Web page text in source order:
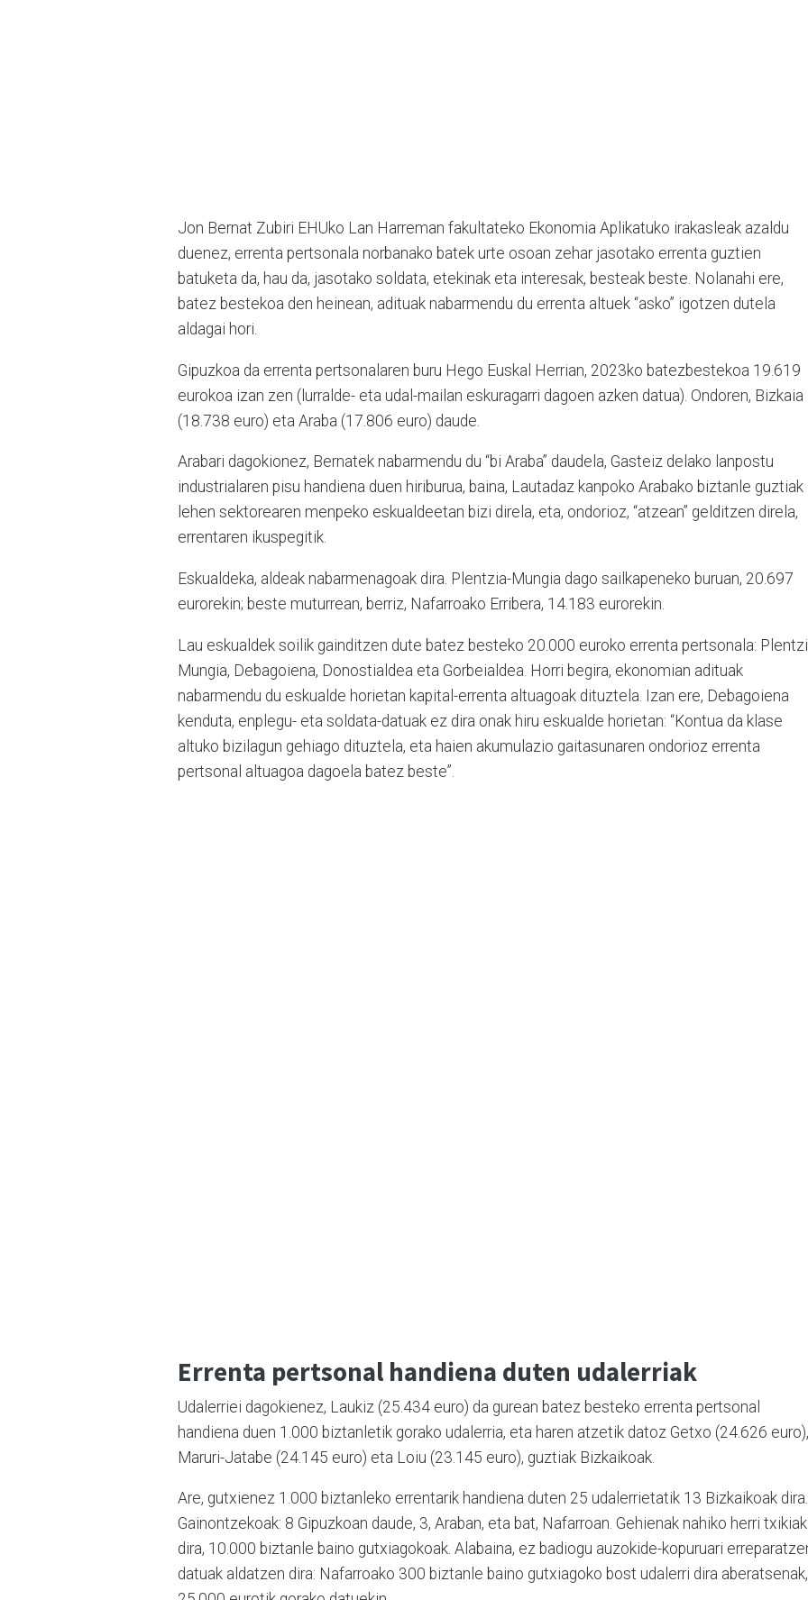
Jon Bernat Zubiri EHUko Lan Harreman fakultateko Ekonomia Aplikatuko irakasleak azaldu
duenez, errenta pertsonala norbanako batek urte osoan zehar jasotako errenta guztien
batuketa da, hau da, jasotako soldata, etekinak eta interesak, besteak beste. Nolanahi ere,
batez bestekoa den heinean, adituak nabarmendu du errenta altuek “asko” igotzen dutela
aldagai hori.
Gipuzkoa da errenta pertsonalaren buru Hego Euskal Herrian, 2023ko batezbestekoa 19.619
eurokoa izan zen (lurralde- eta udal-mailan eskuragarri dagoen azken datua). Ondoren, Bizkaia
(18.738 euro) eta Araba (17.806 euro) daude.
Arabari dagokionez, Bernatek nabarmendu du “bi Araba” daudela, Gasteiz delako lanpostu
industrialaren pisu handiena duen hiriburua, baina, Lautadaz kanpoko Arabako biztanle guztiak
lehen sektorearen menpeko eskualdeetan bizi direla, eta, ondorioz, “atzean” gelditzen direla,
errentaren ikuspegitik.
Eskualdeka, aldeak nabarmenagoak dira. Plentzia-Mungia dago sailkapeneko buruan, 20.697
eurorekin; beste muturrean, berriz, Nafarroako Erribera, 14.183 eurorekin.
Lau eskualdek soilik gainditzen dute batez besteko 20.000 euroko errenta pertsonala:
Mungia, Debagoiena, Donostialdea eta Gorbeialdea. Horri begira, ekonomian adituak
nabarmendu du eskualde horietan kapital-errenta altuagoak dituztela. Izan ere, Debagoiena
kenduta, enplegu- eta soldata-datuak ez dira onak hiru eskualde horietan: “Kontua da klase
altuko bizilagun gehiago dituztela, eta haien akumulazio gaitasunaren ondorioz errenta
pertsonal altuagoa dagoela batez beste”.
Errenta pertsonal handiena duten udalerriak
Udalerriei dagokienez, Laukiz (25.434 euro) da gurean batez besteko errenta pertsonal
handiena duen 1.000 biztanletik gorako udalerria, eta haren atzetik datoz Getxo (24.626 euro),
Maruri-Jatabe (24.145 euro) eta Loiu (23.145 euro), guztiak Bizkaikoak.
Are, gutxienez 1.000 biztanleko errentarik handiena duten 25 udalerrietatik 13 Bizkaikoak dira.
Gainontzekoak: 8 Gipuzkoan daude, 3, Araban, eta bat, Nafarroan. Gehienak nahiko herri txikiak
dira, 10.000 biztanle baino gutxiagokoak. Alabaina, ez badiogu auzokide-kopuruari
datuak aldatzen dira: Nafarroako 300 biztanle baino gutxiagoko bost udalerri dira aberatsenak,